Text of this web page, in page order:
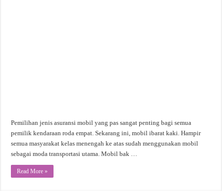
Pemilihan jenis asuransi mobil yang pas sangat penting bagi semua
pemilik kendaraan roda empat. Sekarang ini, mobil ibarat kaki. Hampir
semua masyarakat kelas menengah ke atas sudah menggunakan mobil
sebagai moda transportasi utama. Mobil bak …
Read More »